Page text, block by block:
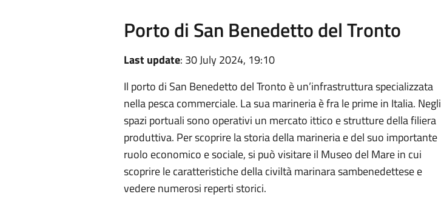
Porto di San Benedetto del Tronto
Last update: 30 July 2024, 19:10
Il porto di San Benedetto del Tronto è un’infrastruttura specializzata
nella pesca commerciale. La sua marineria è fra le prime in Italia. Negli
spazi portuali sono operativi un mercato ittico e strutture della filiera
produttiva. Per scoprire la storia della marineria e del suo importante
ruolo economico e sociale, si può visitare il Museo del Mare in cui
scoprire le caratteristiche della civiltà marinara sambenedettese e
vedere numerosi reperti storici.